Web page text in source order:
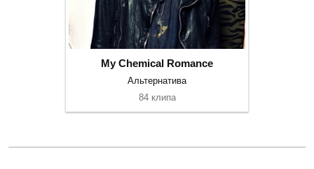
My Chemical Romance
Альтернатива
84 клипа